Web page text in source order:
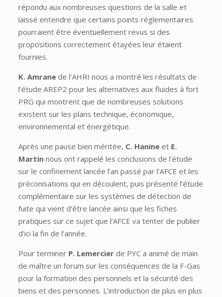
répondu aux nombreuses questions de la salle et
laissé entendre que certains points réglementaires
pourraient être éventuellement revus si des
propositions correctement étayées leur étaient
fournies.
K. Amranede l’AHRI nous a montré les résultats de
l’étude AREP2 pour les alternatives aux fluides à fort
PRG qui montrent que de nombreuses solutions
existent sur les plans technique, économique,
environnemental et énergétique.
Après une pause bien méritée, C. Hanineet E.
Martinnous ont rappelé les conclusions de l’étude
sur le confinement lancée l’an passé par l’AFCE et les
préconisations qui en découlent, puis présenté l’étude
complémentaire sur les systèmes de détection de
fuite qui vient d’être lancée ainsi que les fiches
pratiques sur ce sujet que l’AFCE va tenter de publier
d’ici la fin de l’année.
Pour terminer P. Lemercierde PYC a animé de main
de maître un forum sur les conséquences de la F-Gas
pour la formation des personnels et la sécurité des
biens et des personnes. L’introduction de plus en plus